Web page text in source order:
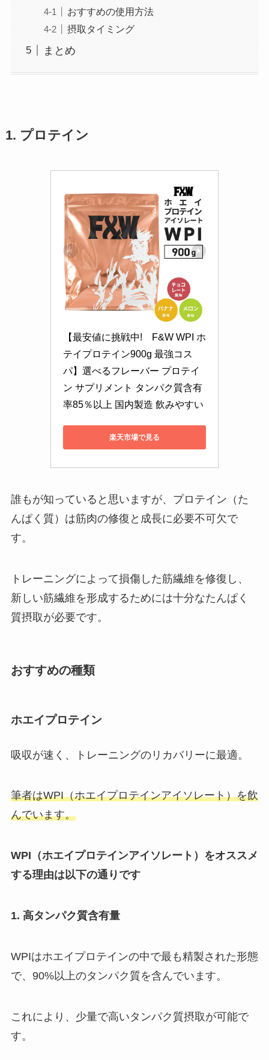
おすすめの使用方法
摂取タイミング
まとめ
1. プロテイン
【最安値に挑戦中!　F&W WPI ホ
テイプロテイン900g 最強コス
パ】選べるフレーバー プロテイ
ン サプリメント タンパク質含有
率85％以上 国内製造 飲みやすい
楽天市場で見る
誰もが知っていると思いますが、プロテイン（た
んぱく質）は筋肉の修復と成長に必要不可欠で
す。
トレーニングによって損傷した筋繊維を修復し、
新しい筋繊維を形成するためには十分なたんぱく
質摂取が必要です。
おすすめの種類
ホエイプロテイン
吸収が速く、トレーニングのリカバリーに最適。
筆者はWPI（ホエイプロテインアイソレート）を飲
んでいます。
WPI（ホエイプロテインアイソレート）をオススメ
する理由は以下の通りです
1. 高タンパク質含有量
WPIはホエイプロテインの中で最も精製された形態
で、90%以上のタンパク質を含んでいます。
これにより、少量で高いタンパク質摂取が可能で
す。